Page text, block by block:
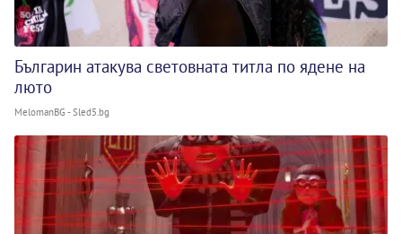
Българин атакува световната титла по ядене на
люто
MelomanBG - Sled5.bg